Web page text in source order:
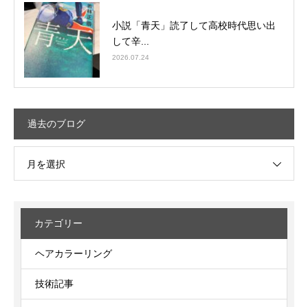
小説「青天」読了して高校時代思い出
して辛...
2026.07.24
過去のブログ
月を選択
カテゴリー
ヘアカラーリング
技術記事